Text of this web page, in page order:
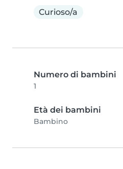
Curioso/a
Numero di bambini
1
Età dei bambini
Bambino